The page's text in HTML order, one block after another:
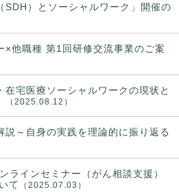
SDH）とソーシャルワーク」開催の
×他職種 第1回研修交流事業のご案
在宅医療ソーシャルワークの現状と
（2025.08.12）
説～自身の実践を理論的に振り返る
ラインセミナー（がん相談支援）
て
（2025.07.03）